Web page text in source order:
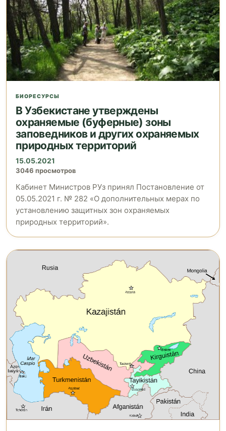
БИОРЕСУРСЫ
В Узбекистане утверждены
охраняемые (буферные) зоны
заповедников и других охраняемых
природных территорий
15.05.2021
3046 просмотров
Кабинет Министров РУз принял Постановление от
05.05.2021 г. № 282 «О дополнительных мерах по
установлению защитных зон охраняемых
природных территорий».